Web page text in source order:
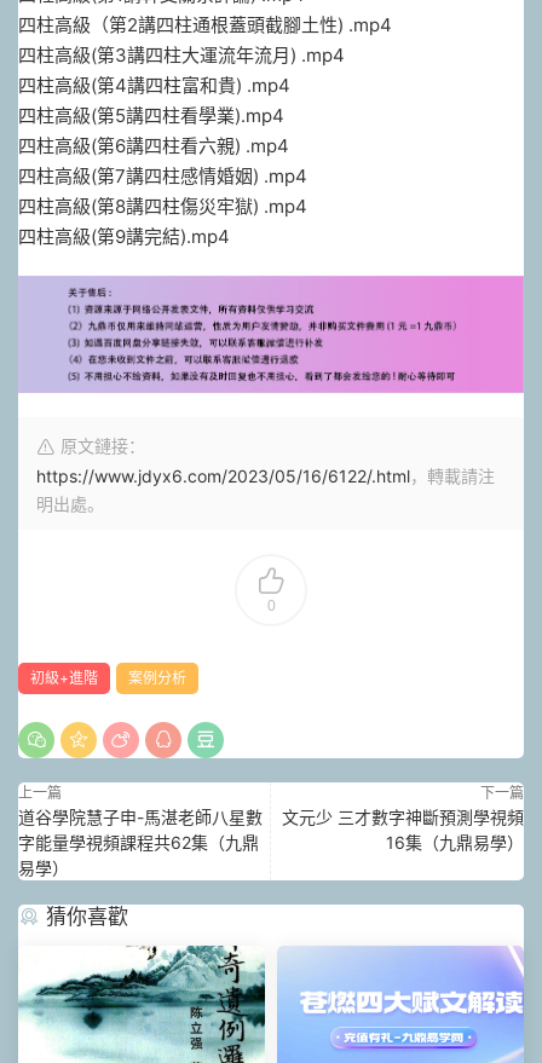
四柱高級（第2講四柱通根蓋頭截腳土性) .mp4
四柱高級(第3講四柱大運流年流月) .mp4
四柱高級(第4講四柱富和貴) .mp4
四柱高級(第5講四柱看學業).mp4
四柱高級(第6講四柱看六親) .mp4
四柱高級(第7講四柱感情婚姻) .mp4
四柱高級(第8講四柱傷災牢獄) .mp4
四柱高級(第9講完結).mp4
原文鏈接：
https://www.jdyx6.com/2023/05/16/6122/.html，轉載請注
明出處。
0
初級+進階 案例分析
上一篇
道谷學院慧子申-馬湛老師八星數
字能量學視頻課程共62集（九鼎
易學）
下一篇
文元少 三才數字神斷預測學視頻
16集（九鼎易學）
猜你喜歡